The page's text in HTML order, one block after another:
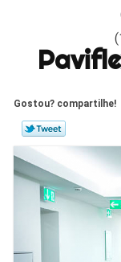
Gostou? compartilhe!